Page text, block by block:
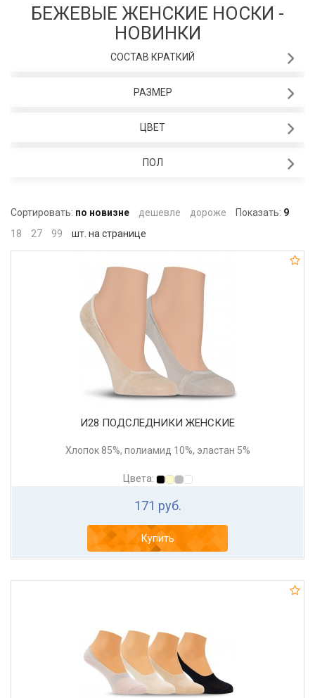
БЕЖЕВЫЕ ЖЕНСКИЕ НОСКИ -
НОВИНКИ
СОСТАВ КРАТКИЙ
РАЗМЕР
ЦВЕТ
ПОЛ
Сортировать: по новизне дешевле дороже Показать: 9
18
27 99 шт. на странице
И28 ПОДСЛЕДНИКИ ЖЕНСКИЕ
Хлопок 85%, полиамид 10%, эластан 5%
Цвета:
171 руб.
Купить